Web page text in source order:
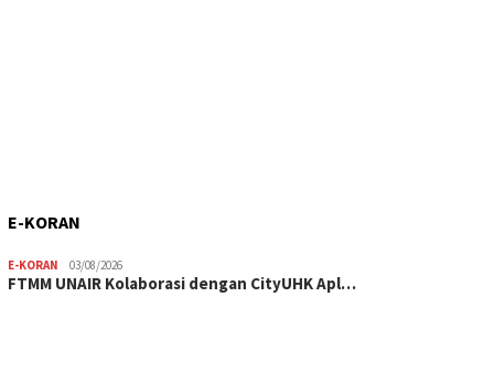
E-KORAN
E-KORAN 03/08/2026
FTMM UNAIR Kolaborasi dengan CityUHK Apl…